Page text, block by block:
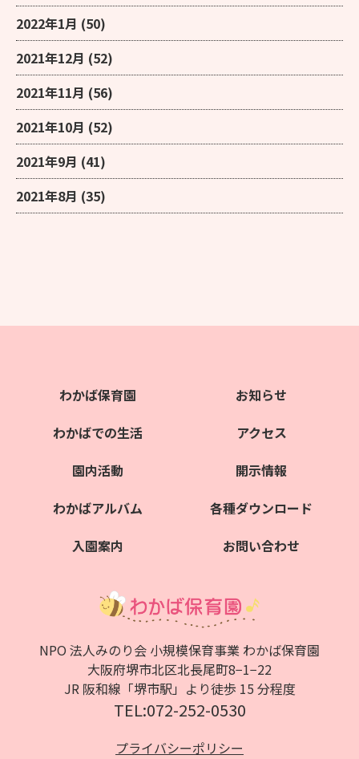
2022年1月 (50)
2021年12月 (52)
2021年11月 (56)
2021年10月 (52)
2021年9月 (41)
2021年8月 (35)
わかば保育園
わかばでの生活
園内活動
わかばアルバム
入園案内
お知らせ
アクセス
開示情報
各種ダウンロード
お問い合わせ
NPO 法人みのり会 小規模保育事業 わかば保育園
大阪府堺市北区北⻑尾町8−1−22
JR 阪和線「堺市駅」より徒歩 15 分程度
TEL:072-252-0530
プライバシーポリシー